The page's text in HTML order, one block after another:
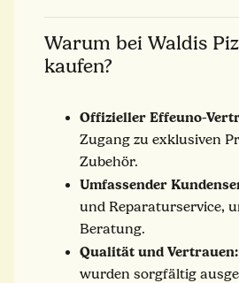
Warum bei Waldis
kaufen?
Offizieller Effeuno-
Zugang zu exklusiven
Zubehör.
Umfassender
und Reparaturservice,
Beratung.
Qualität und Vertrauen:
wurden sorgfältig